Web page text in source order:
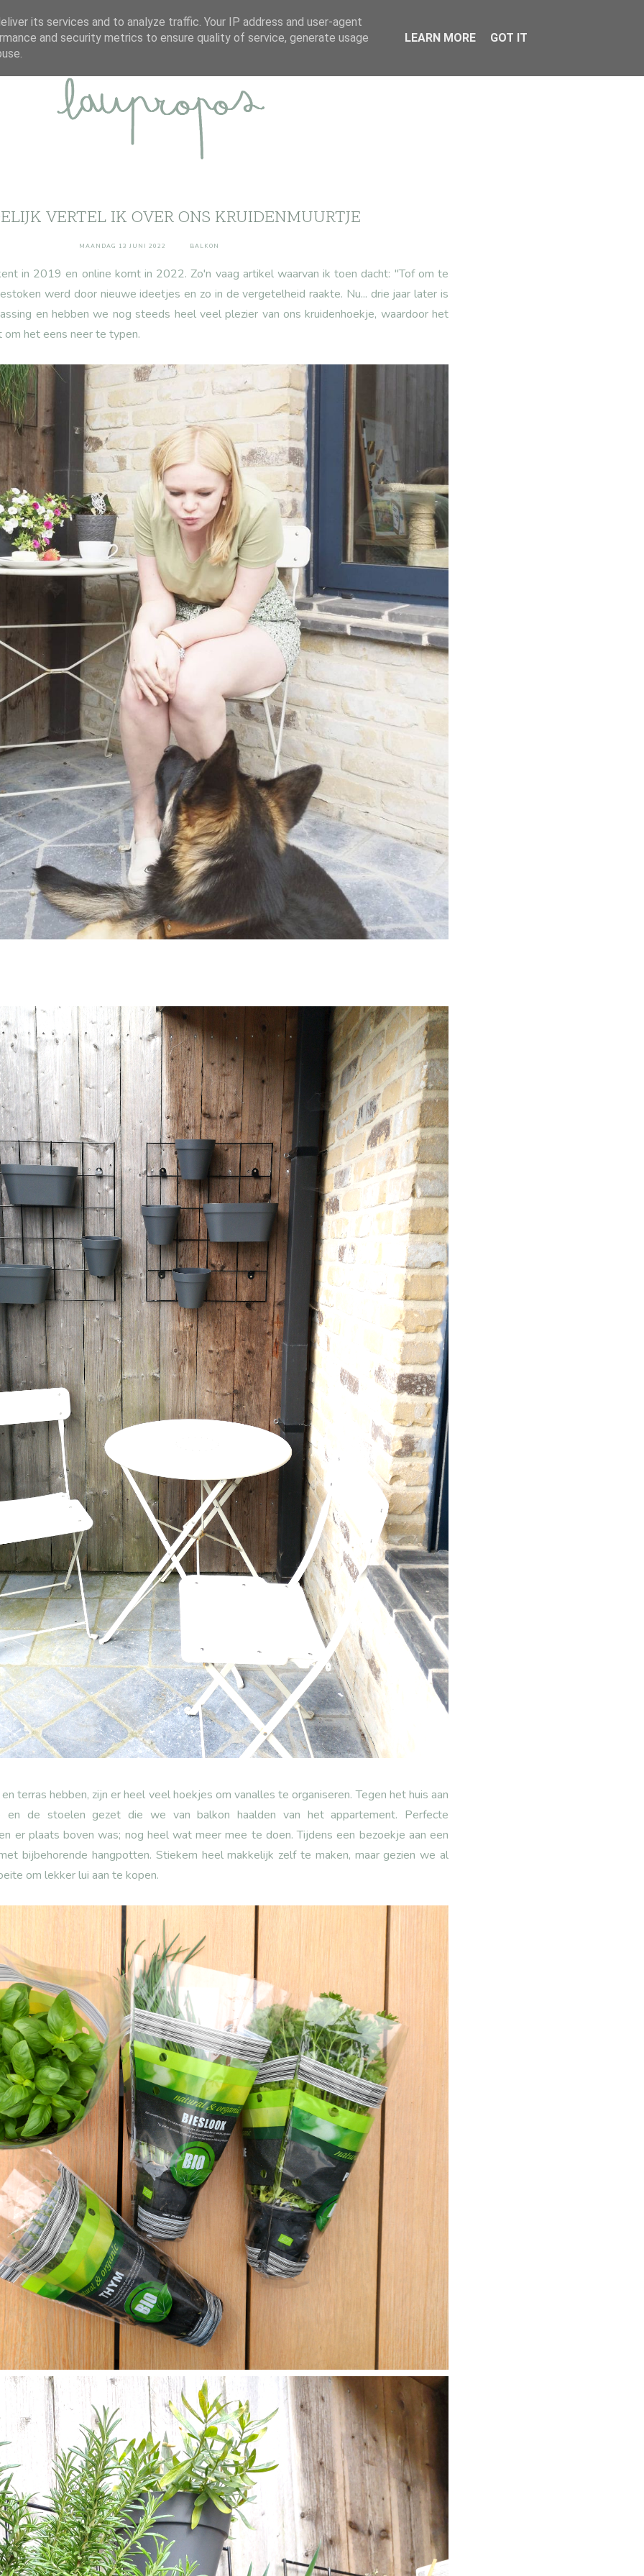
ABOUT DISCLAIMER CONTACT
VERTEL IK OVER ONS KRUIDENMUURTJE
MAANDAG 13 JUNI 2022 BALKON
in 2019 en online komt in 2022. Zo'n vaag artikel waarvan ik toen dacht: "Tof om te
werd door nieuwe ideetjes en zo in de vergetelheid raakte. Nu... drie jaar later is
en hebben we nog steeds heel veel plezier van ons kruidenhoekje, waardoor het
het eens neer te typen.
terras hebben, zijn er heel veel hoekjes om vanalles te organiseren. Tegen het huis aan
de stoelen gezet die we van balkon haalden van het appartement. Perfecte
er plaats boven was; nog heel wat meer mee te doen. Tijdens een bezoekje aan een
bijbehorende hangpotten. Stiekem heel makkelijk zelf te maken, maar gezien we al
om lekker lui aan te kopen.
its services and to analyze traffic. Your IP address and user-agent
and security metrics to ensure quality of service, generate usage
LEARN MORE GOT IT